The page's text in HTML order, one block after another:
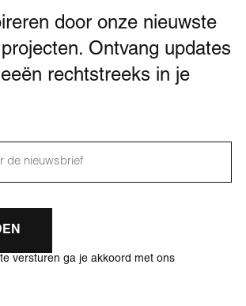
door onze nieuwste
Ontvang updates
rechtstreeks in je
versturen ga je akkoord met ons